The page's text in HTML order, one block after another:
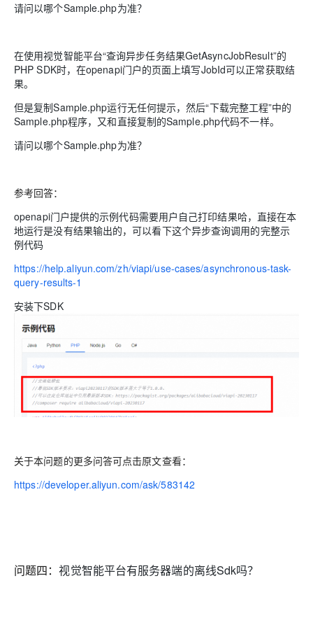
请问以哪个Sample.php为准？
在使用视觉智能平台“查询异步任务结果GetAsyncJobResult”的
PHP SDK时，在openapi门户的页面上填写JobId可以正常获取结
果。
但是复制Sample.php运行无任何提示，然后“下载完整工程”中的
Sample.php程序，又和直接复制的Sample.php代码不一样。
请问以哪个Sample.php为准？
参考回答：
openapi门户提供的示例代码需要用户自己打印结果哈，直接在本
地运行是没有结果输出的，可以看下这个异步查询调用的完整示
例代码
https://help.aliyun.com/zh/viapi/use-cases/asynchronous-task-
query-results-1
安装下SDK
关于本问题的更多问答可点击原文查看：
https://developer.aliyun.com/ask/583142
问题四：视觉智能平台有服务器端的离线Sdk吗？